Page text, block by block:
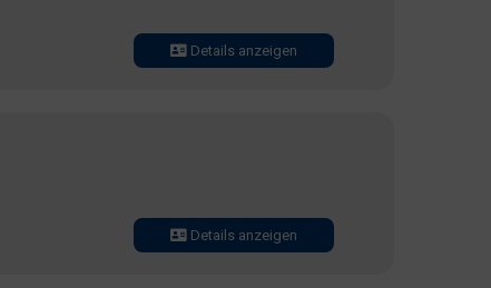
Details anzeigen
Details anzeigen